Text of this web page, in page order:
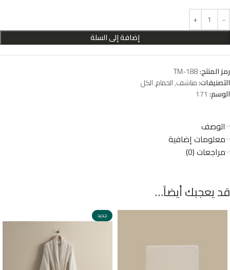
إضافة إلى السلة
رمز المنتج:TM-188
التصنيفات:مناشف,الحمام,الكل
الوسم: 171
الوصف
معلومات إضافية
مراجعات (0)
قد يعجبك أيضاً…
جديد